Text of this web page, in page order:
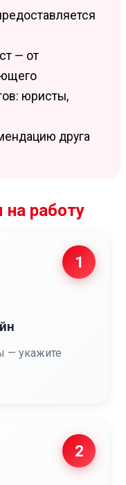
— от
юристы,
друга
на работу
1
— укажите
2